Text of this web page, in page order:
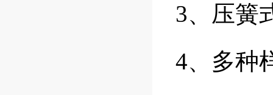
3、压簧
4、多种